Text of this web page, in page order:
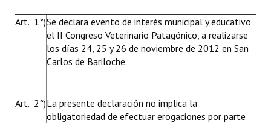
Art. 1°)Se declara evento de interés municipal y educativo
el II Congreso Veterinario Patagónico, a realizarse
los días 24, 25 y 26 de noviembre de 2012 en San
Carlos de Bariloche.
Art. 2°)La presente declaración no implica la
obligatoriedad de efectuar erogaciones por parte